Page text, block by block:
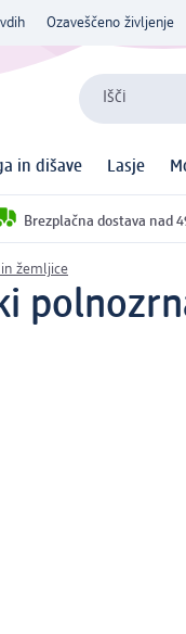
Ozaveščeno življenje
Išči
in dišave Lasje
Brezplačna dostava nad
in žemljice